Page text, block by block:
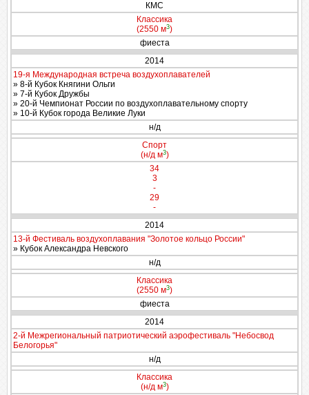
КМС
Классика
(2550 м3)
фиеста
2014
19-я Международная встреча воздухоплавателей
» 8-й Кубок Княгини Ольги
» 7-й Кубок Дружбы
» 20-й Чемпионат России по воздухоплавательному спорту
» 10-й Кубок города Великие Луки
н/д
Спорт
(н/д м3)
34
3
-
29
-
2014
13-й Фестиваль воздухоплавания "Золотое кольцо России"
» Кубок Александра Невского
н/д
Классика
(2550 м3)
фиеста
2014
2-й Межрегиональный патриотический аэрофестиваль "Небосвод
Белогорья"
н/д
Классика
(н/д м3)